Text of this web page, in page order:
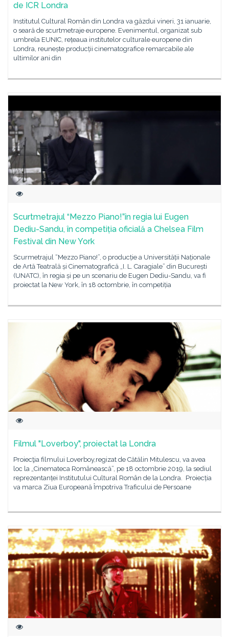
de ICR Londra
Institutul Cultural Român din Londra va găzdui vineri, 31 ianuarie,
o seară de scurtmetraje europene. Evenimentul, organizat sub
umbrela EUNIC, rețeaua institutelor culturale europene din
Londra, reunește producții cinematografice remarcabile ale
ultimilor ani din
Scurtmetrajul “Mezzo Piano!”în regia lui Eugen
Dediu-Sandu, în competiția oficială a Chelsea Film
Festival din New York
Scurmetrajul “Mezzo Piano!”, o producție a Universității Naționale
de Artă Teatrală și Cinematografică „I. L. Caragiale” din București
(UNATC), în regia și pe un scenariu de Eugen Dediu-Sandu, va fi
proiectat la New York, în 18 octombrie, în competiția
Filmul "Loverboy", proiectat la Londra
Proiecţia filmului Loverboy,regizat de Cătălin Mitulescu, va avea
loc la „Cinemateca Românească”, pe 18 octombrie 2019, la sediul
reprezentanței Institutului Cultural Român de la Londra. Proiecția
va marca Ziua Europeană Împotriva Traficului de Persoane